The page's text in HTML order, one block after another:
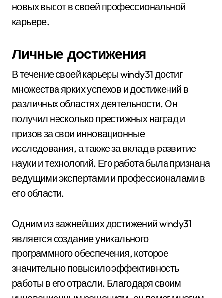
новых высот в своей профессиональной
карьере.
Личные достижения
В течение своей карьеры windy31 достиг
множества ярких успехов и достижений в
различных областях деятельности. Он
получил несколько престижных наград и
призов за свои инновационные
исследования, а также за вклад в развитие
науки и технологий. Его работа была признана
ведущими экспертами и профессионалами в
его области.
Одним из важнейших достижений windy31
является создание уникального
программного обеспечения, которое
значительно повысило эффективность
работы в его отрасли. Благодаря своим